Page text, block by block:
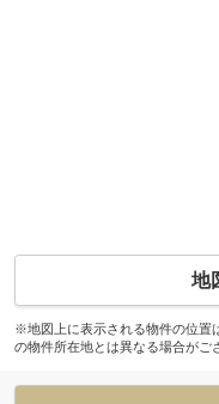
地
※地図上に表示される物件の位置
の物件所在地とは異なる場合がご